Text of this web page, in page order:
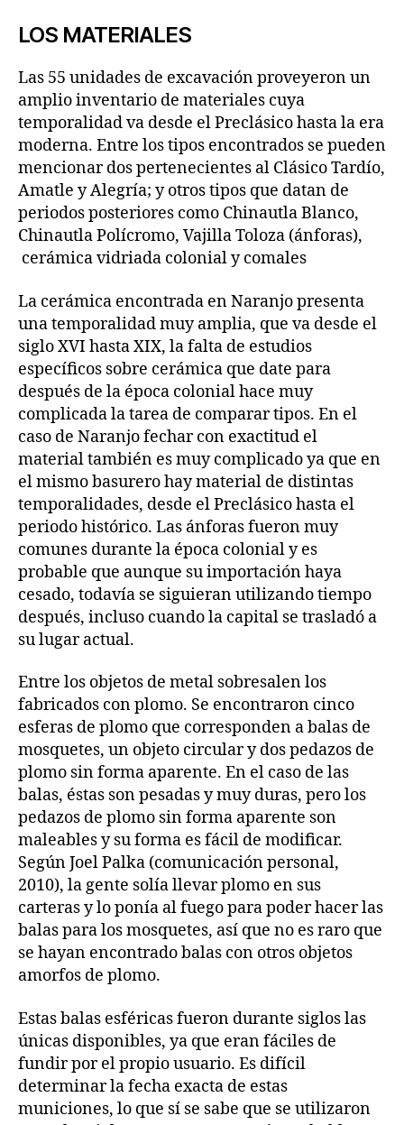
LOS MATERIALES
Las 55 unidades de excavación proveyeron un
amplio inventario de materiales cuya
temporalidad va desde el Preclásico hasta la era
moderna. Entre los tipos encontrados se pueden
mencionar dos pertenecientes al Clásico Tardío,
Amatle y Alegría; y otros tipos que datan de
periodos posteriores como Chinautla Blanco,
Chinautla Polícromo, Vajilla Toloza (ánforas),
cerámica vidriada colonial y comales
La cerámica encontrada en Naranjo presenta
una temporalidad muy amplia, que va desde el
siglo XVI hasta XIX, la falta de estudios
específicos sobre cerámica que date para
después de la época colonial hace muy
complicada la tarea de comparar tipos. En el
caso de Naranjo fechar con exactitud el
material también es muy complicado ya que en
el mismo basurero hay material de distintas
temporalidades, desde el Preclásico hasta el
periodo histórico. Las ánforas fueron muy
comunes durante la época colonial y es
probable que aunque su importación haya
cesado, todavía se siguieran utilizando tiempo
después, incluso cuando la capital se trasladó a
su lugar actual.
Entre los objetos de metal sobresalen los
fabricados con plomo. Se encontraron cinco
esferas de plomo que corresponden a balas de
mosquetes, un objeto circular y dos pedazos de
plomo sin forma aparente. En el caso de las
balas, éstas son pesadas y muy duras, pero los
pedazos de plomo sin forma aparente son
maleables y su forma es fácil de modificar.
Según Joel Palka (comunicación personal,
2010), la gente solía llevar plomo en sus
carteras y lo ponía al fuego para poder hacer las
balas para los mosquetes, así que no es raro que
se hayan encontrado balas con otros objetos
amorfos de plomo.
Estas balas esféricas fueron durante siglos las
únicas disponibles, ya que eran fáciles de
fundir por el propio usuario. Es difícil
determinar la fecha exacta de estas
municiones, lo que sí se sabe que se utilizaron